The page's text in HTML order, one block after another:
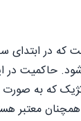
که در
حاکمیت در
که به صورت
معتبر